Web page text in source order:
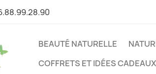
BEAUTÉ NATURELLE
COFFRETS ET IDÉES CADEAUX